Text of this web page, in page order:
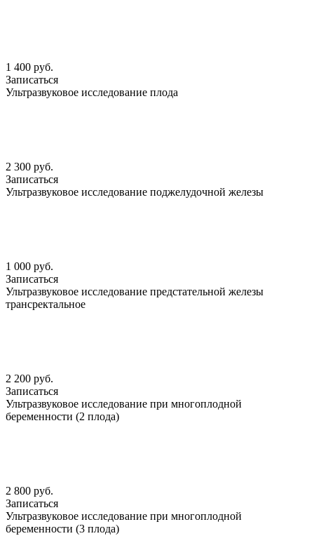
1 400 руб.
Записаться
Ультразвуковое исследование плода
2 300 руб.
Записаться
Ультразвуковое исследование поджелудочной железы
1 000 руб.
Записаться
Ультразвуковое исследование предстательной железы
трансректальное
2 200 руб.
Записаться
Ультразвуковое исследование при многоплодной
беременности (2 плода)
2 800 руб.
Записаться
Ультразвуковое исследование при многоплодной
беременности (3 плода)